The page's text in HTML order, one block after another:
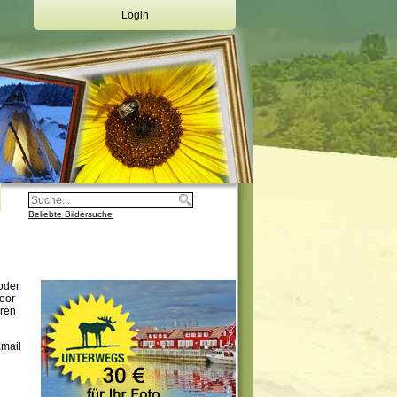
Login
Deine Emailadresse:
Dein Passwort:
Login
Registrierung
Beliebte Bildersuche